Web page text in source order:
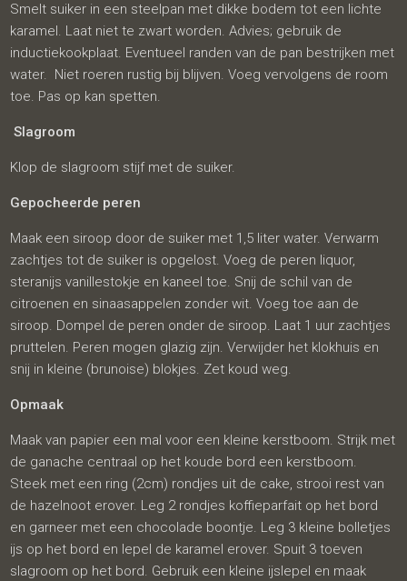
Smelt suiker in een steelpan met dikke bodem tot een lichte
karamel. Laat niet te zwart worden. Advies; gebruik de
inductiekookplaat. Eventueel randen van de pan bestrijken met
water. Niet roeren rustig bij blijven. Voeg vervolgens de room
toe. Pas op kan spetten.
Slagroom
Klop de slagroom stijf met de suiker.
Gepocheerde peren
Maak een siroop door de suiker met 1,5 liter water. Verwarm
zachtjes tot de suiker is opgelost. Voeg de peren liquor,
steranijs vanillestokje en kaneel toe. Snij de schil van de
citroenen en sinaasappelen zonder wit. Voeg toe aan de
siroop. Dompel de peren onder de siroop. Laat 1 uur zachtjes
pruttelen. Peren mogen glazig zijn. Verwijder het klokhuis en
snij in kleine (brunoise) blokjes. Zet koud weg.
Opmaak
Maak van papier een mal voor een kleine kerstboom. Strijk met
de ganache centraal op het koude bord een kerstboom.
Steek met een ring (2cm) rondjes uit de cake, strooi rest van
de hazelnoot erover. Leg 2 rondjes koffieparfait op het bord
en garneer met een chocolade boontje. Leg 3 kleine bolletjes
ijs op het bord en lepel de karamel erover. Spuit 3 toeven
slagroom op het bord. Gebruik een kleine ijslepel en maak